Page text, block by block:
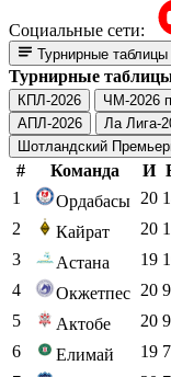
Социальные сети:
Турнирные таблицы
Турнирные
КПЛ-2026
ЧМ-2026
АПЛ-2026
Ла Лига-
Шотландский
# Команда И
1
Ордабасы 20
2
Кайрат 20
3
Астана 19
4
Окжетпес 20 9
5
Актобе 20 9
6
Елимай 19 7